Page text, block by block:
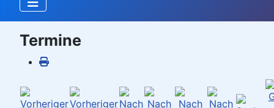
Termine